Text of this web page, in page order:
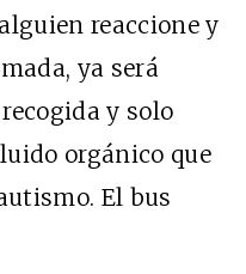
reaccione y
ya será
y solo
orgánico que
El bus